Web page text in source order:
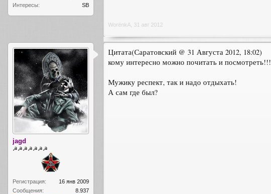
Интересы:
SB
WorёnkA, 31 авг 2012
jagd
☭☭☭☭☭☭☭
Регистрация:
16 янв 2009
Сообщения:
8.937
Цитата(Саратовский @ 31 Августа 2012, 18:02)
кому интересно можно почитать и посмотреть!!!
Мужику респект, так и надо отдыхать!
А сам где был?